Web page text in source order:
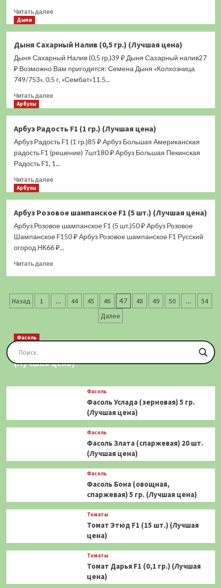
цена)
Читать далееПрочитать
Медовка
(0,5
гр.)
(Лучшая
цена)
Дыни
Дыня Сахарный Налив (0,5 гр.) (Лучшая цена)
Дыня Сахарный Налив (0,5 гр.)39 ₽ Дыня Сахарный налив27
₽ Возможно Вам пригодится: Семена Дыня «Колхозница
749/753», 0.5 г, «Сембат»11.5...
Читать далееПрочитать
Сахарный
Налив
(0,5
гр.)
цена)
Арбузы
Арбуз Радость F1 (1 гр.) (Лучшая цена)
Арбуз Радость F1 (1 гр.)85 ₽ Арбуз Большая Американская
радость F1 (решение) 7шт180 ₽ Арбуз Большая Пекинская
Радость F1, 1...
Читать далееПрочитать
Радость
F1
(1
гр.)
цена)
Арбузы
Арбуз Розовое шампанское F1 (5 шт.) (Лучшая цена)
Арбуз Розовое шампанское F1 (5 шт.)50 ₽ Арбуз Розовое
Шампанское F150 ₽ Арбуз Розовое шампанское F1 Русский
огород НК66 ₽...
Читать далееПрочитать
Розовое
шампанское
Пагинация
Назад 1 … 44 45 46 47 48 49 50 …
54
Далее
Фасоль
Фасоль Золотая Сакса (спаржевая) 20 шт.
(Лучшая цена)
Фасоль
Фасоль Услада (зерновая) 5 гр.
(Лучшая цена)
Фасоль
Фасоль Злата (спаржевая) 20 шт.
(Лучшая цена)
Фасоль
Фасоль Бона (овощная,
спаржевая) 5 гр. (Лучшая цена)
Томаты
Томат Этюд F1 (15 шт.) (Лучшая
цена)
Томаты
Томат Дарья F1 (0,1 гр.) (Лучшая
цена)